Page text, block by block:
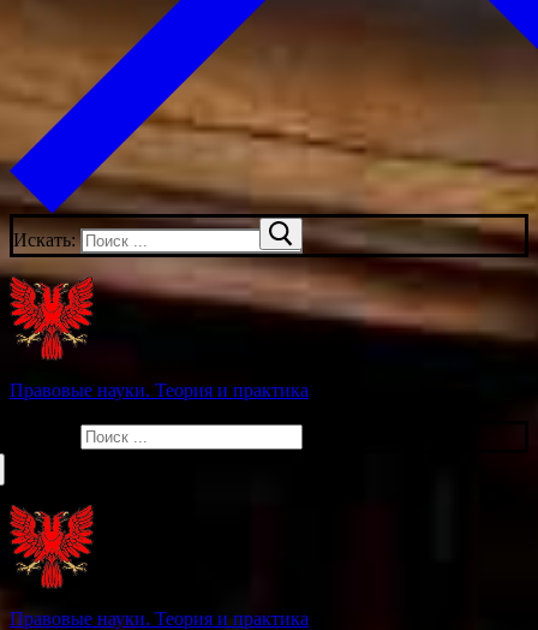
Искать:
Правовые науки. Теория и практика
Правовые науки. Теория и практика